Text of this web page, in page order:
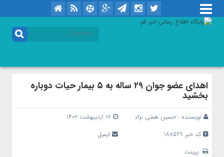
اهدای عضو جوان ۲۹ ساله به ۵ بیمار حیات دوباره
بخشید
نویسنده : حسین همتی نژاد
کد خبر 188529
ایمیل
پرینت